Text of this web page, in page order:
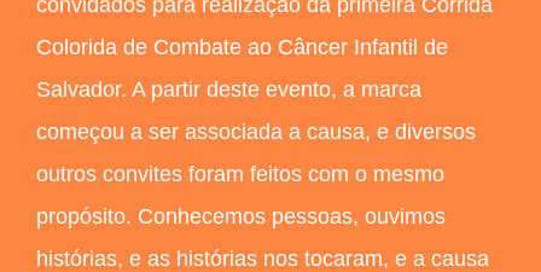
Colorida de Combate ao Câncer Infantil de
Salvador. A partir deste evento, a marca
começou a ser associada a causa, e diversos
outros convites foram feitos com o mesmo
propósito. Conhecemos pessoas, ouvimos
histórias, e as histórias nos tocaram, e a causa